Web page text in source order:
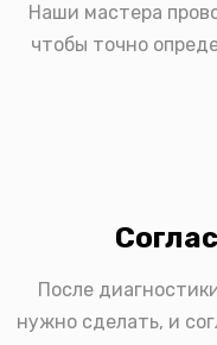
Наши мастера
чтобы точно
После
нужно сделать, и